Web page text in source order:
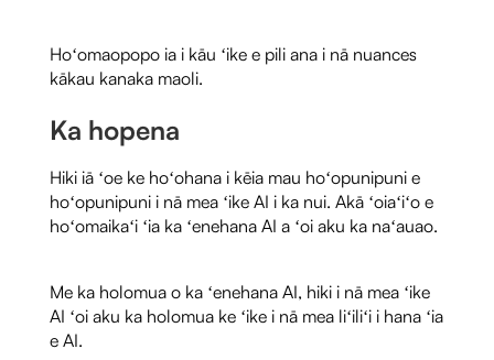
Hoʻomaopopo ia i kāu ʻike e pili ana i nā nuances
kākau kanaka maoli.
Ka hopena
Hiki iā ʻoe ke hoʻohana i kēia mau hoʻopunipuni e
hoʻopunipuni i nā mea ʻike AI i ka nui. Akā ʻoiaʻiʻo e
hoʻomaikaʻi ʻia ka ʻenehana AI a ʻoi aku ka naʻauao.
Me ka holomua o ka ʻenehana AI, hiki i nā mea ʻike
AI ʻoi aku ka holomua ke ʻike i nā mea liʻiliʻi i hana ʻia
e AI.